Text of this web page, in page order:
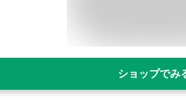
ショップでみ